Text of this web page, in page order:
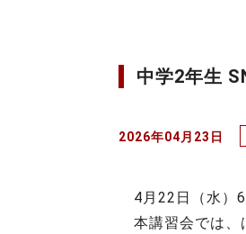
中学2年生
2026年04月23日
4月22日（水）6
本講習会では、